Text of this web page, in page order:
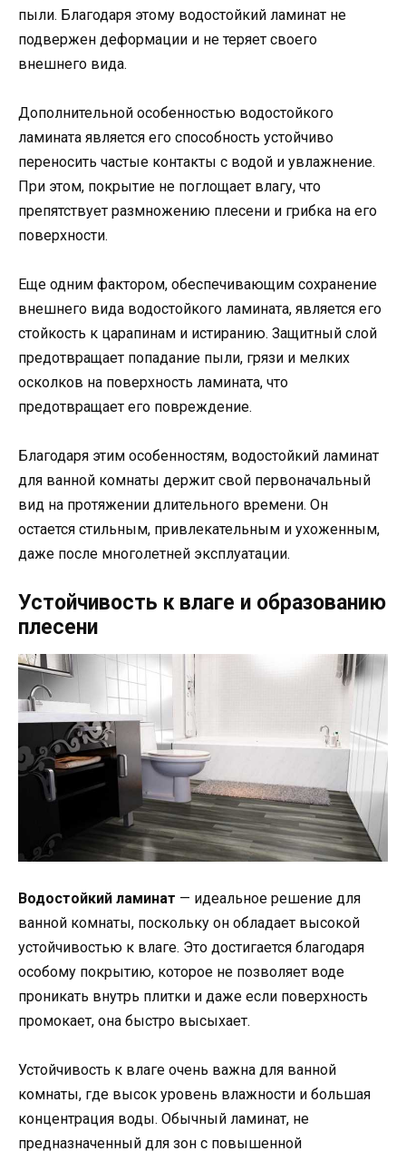
пыли. Благодаря этому водостойкий ламинат не
подвержен деформации и не теряет своего
внешнего вида.
Дополнительной особенностью водостойкого
ламината является его способность устойчиво
переносить частые контакты с водой и увлажнение.
При этом, покрытие не поглощает влагу, что
препятствует размножению плесени и грибка на его
поверхности.
Еще одним фактором, обеспечивающим сохранение
внешнего вида водостойкого ламината, является его
стойкость к царапинам и истиранию. Защитный слой
предотвращает попадание пыли, грязи и мелких
осколков на поверхность ламината, что
предотвращает его повреждение.
Благодаря этим особенностям, водостойкий ламинат
для ванной комнаты держит свой первоначальный
вид на протяжении длительного времени. Он
остается стильным, привлекательным и ухоженным,
даже после многолетней эксплуатации.
Устойчивость к влаге и образованию
плесени
Водостойкий ламинат — идеальное решение для
ванной комнаты, поскольку он обладает высокой
устойчивостью к влаге. Это достигается благодаря
особому покрытию, которое не позволяет воде
проникать внутрь плитки и даже если поверхность
промокает, она быстро высыхает.
Устойчивость к влаге очень важна для ванной
комнаты, где высок уровень влажности и большая
концентрация воды. Обычный ламинат, не
предназначенный для зон с повышенной